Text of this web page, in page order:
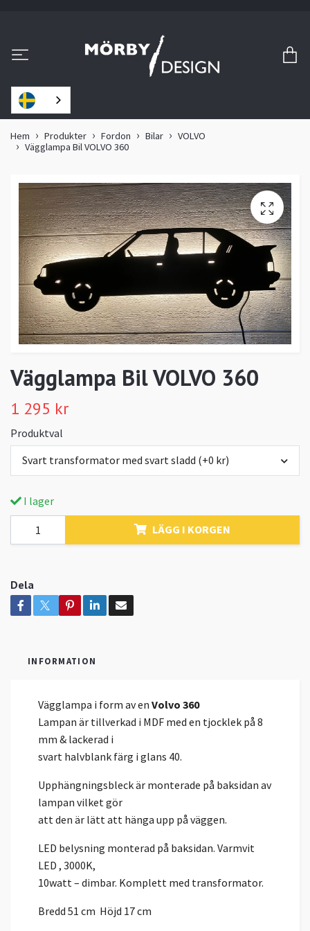
Hem Produkter Fordon Bilar
VOLVO
Vägglampa Bil VOLVO 360
Vägglampa Bil VOLVO 360
1 295 kr
Produktval
Svart transformator med svart sladd (+0 kr)
I lager
LÄGG I KORGEN
Dela
INFORMATION
Vägglampa i form av en Volvo 360
Lampan är tillverkad i MDF med en tjocklek på 8
mm & lackerad i
svart halvblank färg i glans 40.
Upphängningsbleck är monterade på baksidan av
lampan vilket gör
att den är lätt att hänga upp på väggen.
LED belysning monterad på baksidan. Varmvit
LED , 3000K,
10watt – dimbar. Komplett med transformator.
Bredd 51 cm Höjd 17 cm